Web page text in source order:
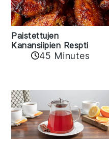
Paistettujen
Kanansiipien Respti
45 Minutes